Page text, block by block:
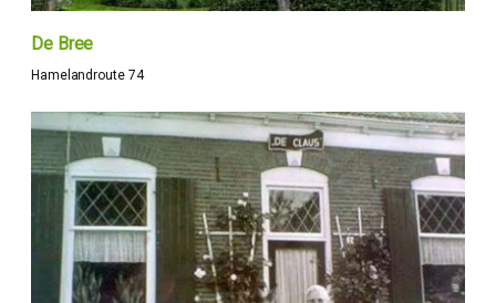
De Bree
Hamelandroute 74